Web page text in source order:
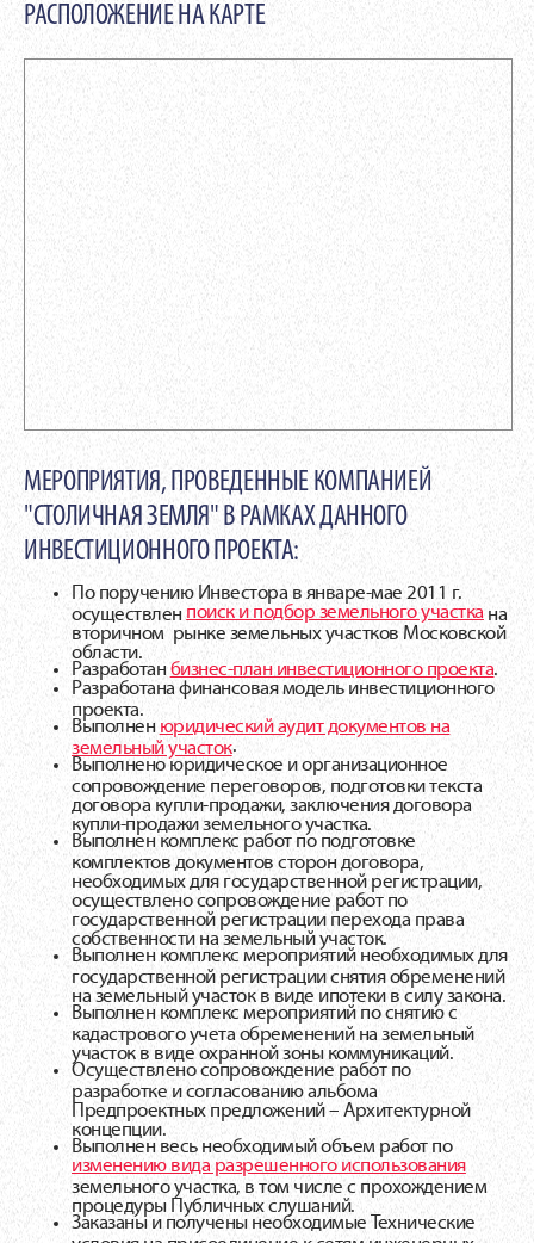
РАСПОЛОЖЕНИЕ НА КАРТЕ
МЕРОПРИЯТИЯ, ПРОВЕДЕННЫЕ КОМПАНИЕЙ
"СТОЛИЧНАЯ ЗЕМЛЯ" В РАМКАХ ДАННОГО
ИНВЕСТИЦИОННОГО ПРОЕКТА:
По поручению Инвестора в январе-мае 2011 г.
осуществленпоиск и подбор земельного участкана
вторичном рынке земельных участков Московской
области.
Разработан бизнес-план инвестиционного проекта.
Разработана финансовая модель инвестиционного
проекта.
Выполнен юридический аудит документов на
земельный участок.
Выполнено юридическое и организационное
сопровождение переговоров, подготовки текста
договора купли-продажи, заключения договора
купли-продажи земельного участка.
Выполнен комплекс работ по подготовке
комплектов документов сторон договора,
необходимых для государственной регистрации,
осуществлено сопровождение работ по
государственной регистрации перехода права
собственности на земельный участок.
Выполнен комплекс мероприятий необходимых для
государственной регистрации снятия обременений
на земельный участок в виде ипотеки в силу закона.
Выполнен комплекс мероприятий по снятию с
кадастрового учета обременений на земельный
участок в виде охранной зоны коммуникаций.
Осуществлено сопровождение работ по
разработке и согласованию альбома
Предпроектных предложений – Архитектурной
концепции.
Выполнен весь необходимый объем работ по
изменению вида разрешенного использования
земельного участка, в том числе с прохождением
процедуры Публичных слушаний.
Заказаны и получены необходимые Технические